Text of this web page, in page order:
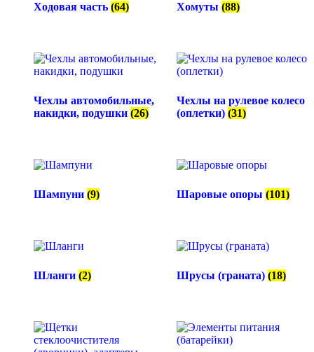
Ходовая часть (64) Хомуты (88)
Чехлы автомобильные,
накидки, подушки (26)
Чехлы на рулевое колесо
(оплетки) (31)
Шампуни (9) Шаровые опоры (101)
Шланги (2) Шрусы (граната) (18)